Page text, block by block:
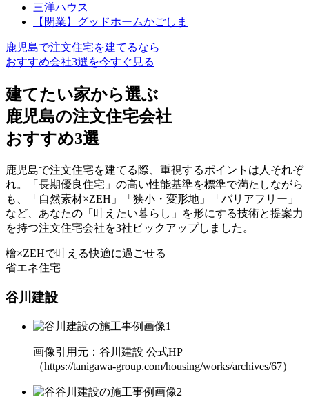
三洋ハウス
【閉業】グッドホームかごしま
鹿児島で注文住宅を建てるなら
おすすめ会社3選を今すぐ見る
建てたい家から選ぶ
鹿児島の注文住宅会社
おすすめ3選
鹿児島で注文住宅を建てる際、重視するポイントは人それぞ
れ。「長期優良住宅」の高い性能基準を標準で満たしながら
も、
「自然素材×ZEH」「狭小・変形地」「バリアフリー」
など、あなたの「叶えたい暮らし」を形にする技術と提案力
を持つ注文住宅会社を3社ピックアップしました。
檜×ZEHで叶える快適に過ごせる
省エネ住宅
谷川建設
画像引用元：谷川建設 公式HP
（https://tanigawa-group.com/housing/works/archives/67）